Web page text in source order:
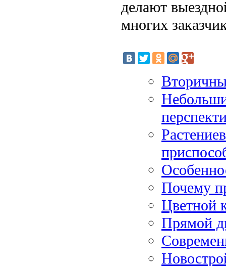
делают
многих
Почему
Цветной
Прямой